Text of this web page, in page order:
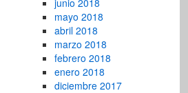
junio 2018
mayo 2018
abril 2018
marzo 2018
febrero 2018
enero 2018
diciembre 2017